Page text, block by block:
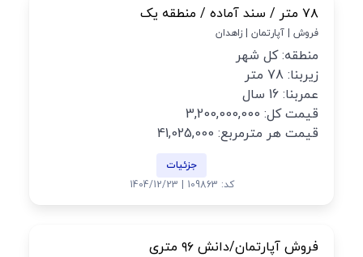
۷۸ متر / سند آماده / منطقه یک
فروش | آپارتمان | زاهدان
منطقه: کل شهر
زیربنا: 78 متر
عمربنا: 16 سال
قیمت کل: 3,200,000,000
قیمت هر مترمربع: 41,025,000
جزئیات
کد: 109863 | 1404/12/23
فروش آپارتمان/دانش ۹۶ متری